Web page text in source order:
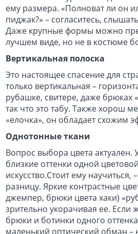
ему размера. «Полноват ли он
пиджак?» – согласитесь,
Даже крупные формы можно
лучшем виде, но не в костюме
Вертикальная полоска
Это настоящее спасение для
только вертикальная –
рубашке, свитере, даже брюках
так что это табу. Также хорош
«елочка», он обладает схожим
Однотонные ткани
Вопрос выбора цвета актуален.
близкие оттенки одной
искусство.Стоит ему научиться,
разницу. Яркие контрастные
джемпер, брюки цвета хаки)
зрительно укорачивая ее. Если
брюки и ботинки одного
маленький оптический обман –